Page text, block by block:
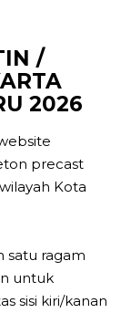
/
2026
precast
Kota
satu ragam
untuk
sisi kiri/kanan